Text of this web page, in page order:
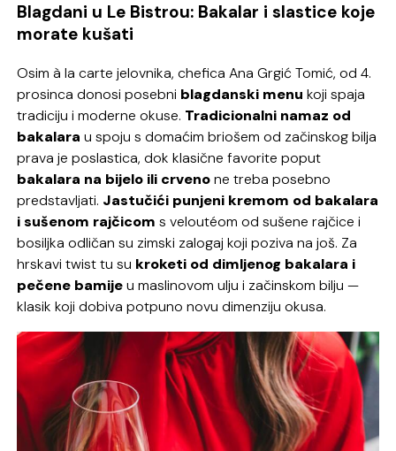
Blagdani u Le Bistrou: Bakalar i slastice koje
morate kušati
Osim à la carte jelovnika, chefica Ana Grgić Tomić, od 4.
prosinca donosi posebni blagdanski menu koji spaja
tradiciju i moderne okuse. Tradicionalni namaz od
bakalara u spoju s domaćim briošem od začinskog bilja
prava je poslastica, dok klasične favorite poput
bakalara na bijelo ili crvenone treba posebno
predstavljati. Jastučići punjeni kremom od bakalara
i sušenom rajčicom sveloutéomod sušene rajčice i
bosiljka odličan su zimski zalogaj koji poziva na još. Za
hrskavi twisttu su kroketi od dimljenog bakalara i
pečene bamijeu maslinovom ulju i začinskom bilju —
klasik koji dobiva potpuno novu dimenziju okusa.